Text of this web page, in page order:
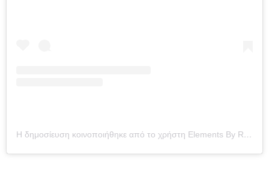
Η δημοσίευση κοινοποιήθηκε από το χρήστη Elements By Remedy (@elementsbyremedy)